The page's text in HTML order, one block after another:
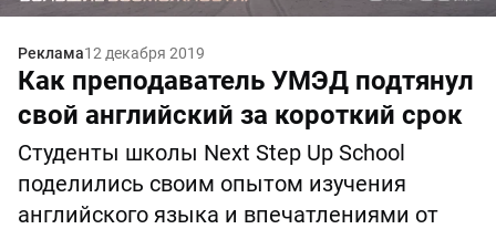
Реклама12 декабря 2019
Как преподаватель УМЭД подтянул
свой английский за короткий срок
Студенты школы Next Step Up School
поделились своим опытом изучения
английского языка и впечатлениями от